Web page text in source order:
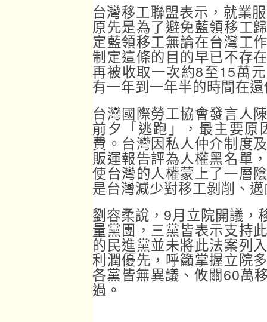
台灣移工聯盟表示，就業
原先是為了避免藍領移工
定藍領移工無論在台灣工
制定這條的目的早已不存
再被收取一次約8至15萬
有一年到一年半的時間在
台灣國際勞工協會發言人
前夕「逃跑」，最主要
費。台灣因私人仲介制度
販運報告評為人權黑名單
使台灣的人權蒙上了一層
是台灣減少對移工剝削、
劉容柔說，9月立院開議，
量黨團，三黨皆表示支持
的民進黨並未將此法案列
利潤優先，呼籲掌握立院
各黨皆無異議、攸關60萬
過。